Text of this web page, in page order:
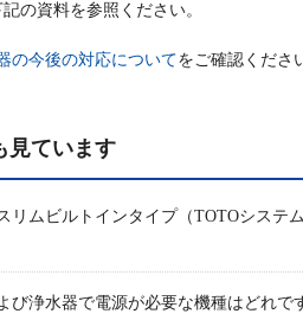
の資料を参照ください。
の今後の対応についてをご確認くださ
見ています
リムビルトインタイプ（TOTOシス
び浄水器で電源が必要な機種はどれで